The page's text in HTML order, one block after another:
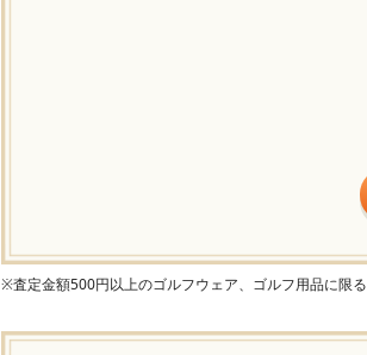
※査定金額500円以上のゴルフウェア、ゴルフ用品に限る